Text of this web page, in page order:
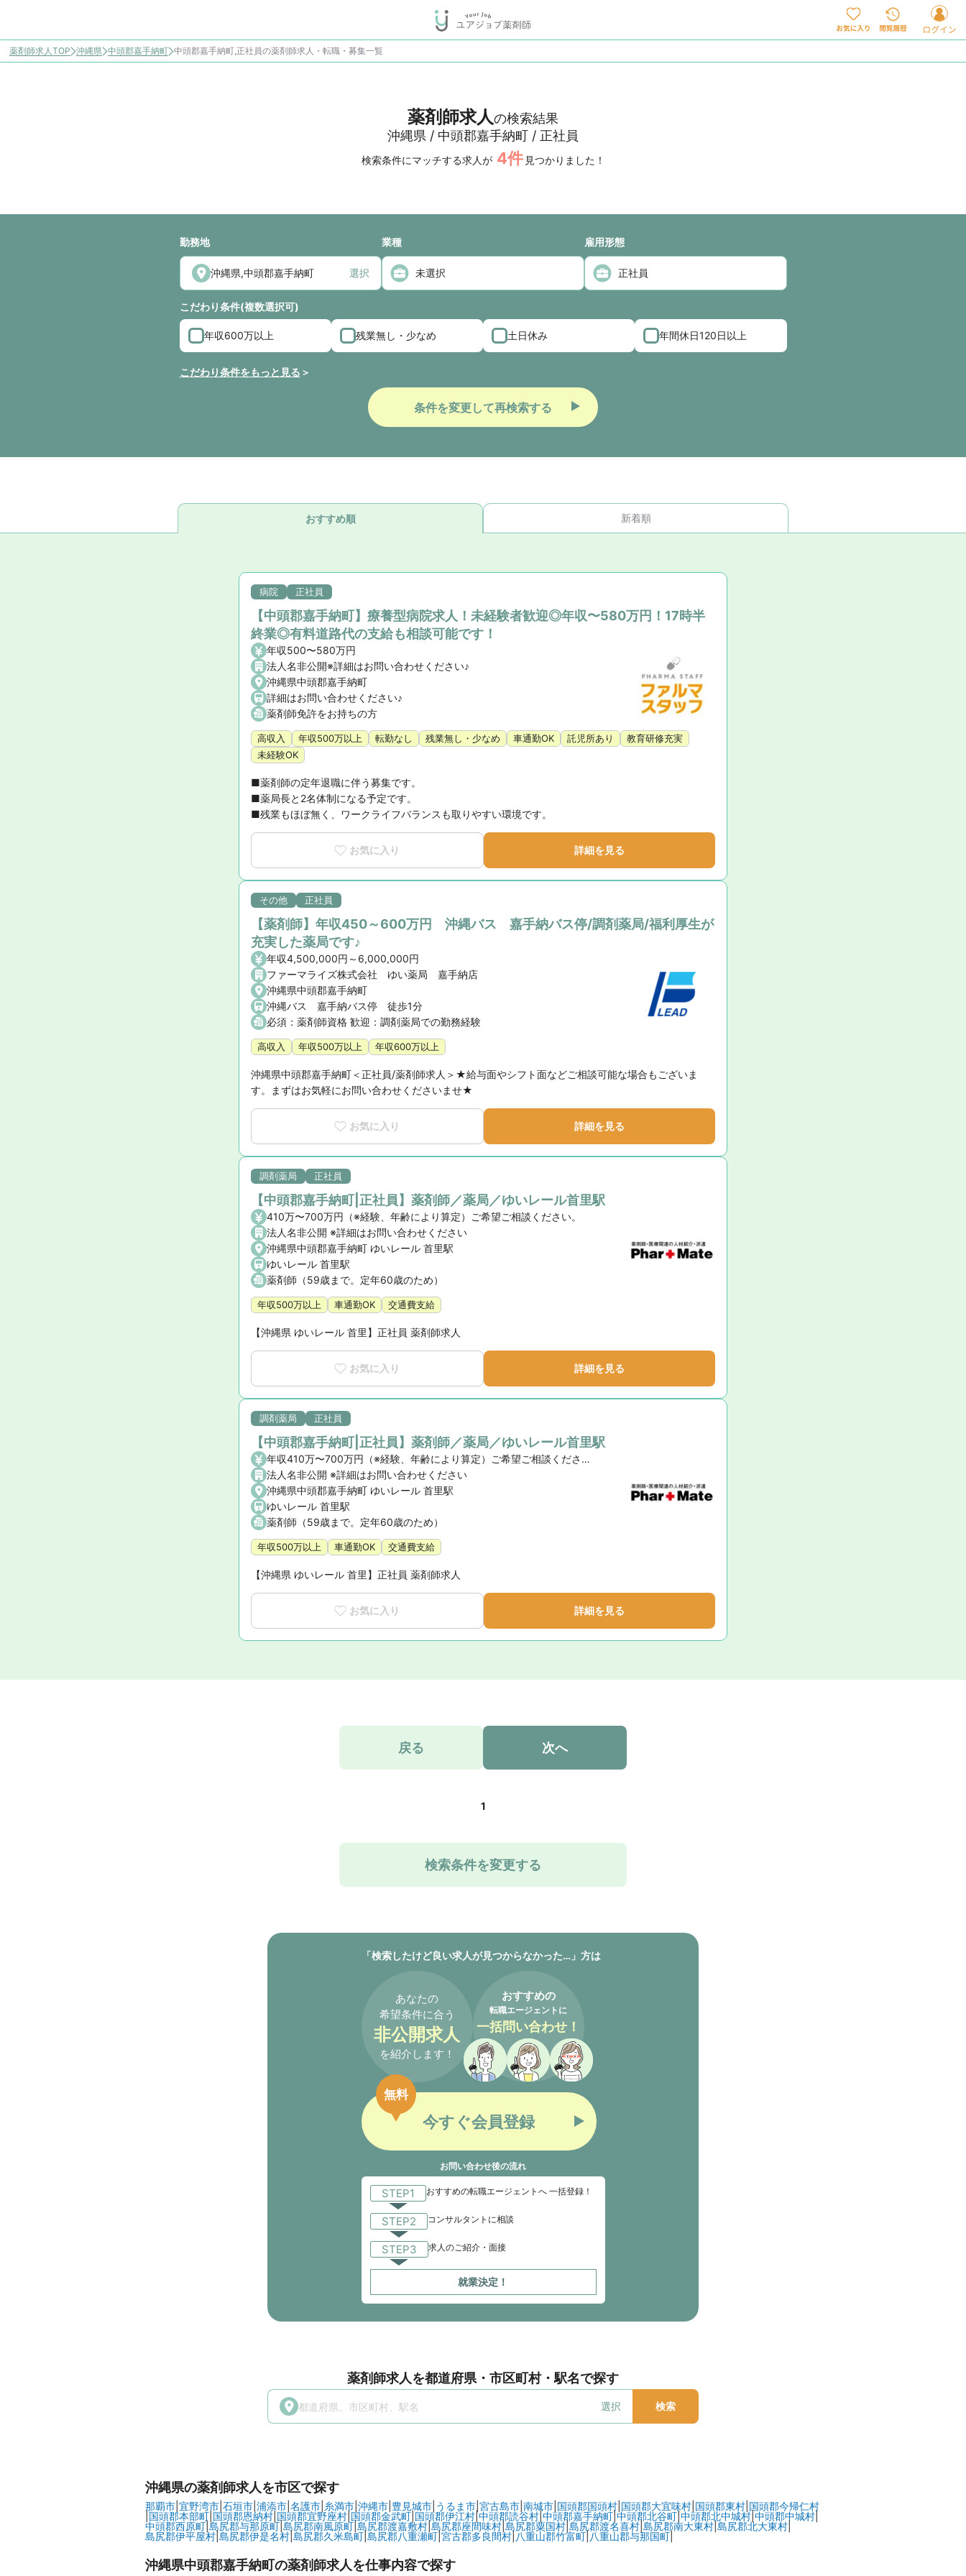
薬剤師求人TOP 沖縄県 中頭郡嘉手納町 中頭郡嘉手納町,正社員の薬剤師求人・転職・募集一覧
薬剤師求人の検索結果
沖縄県 / 中頭郡嘉手納町 / 正社員
検索条件にマッチする求人が 4件 見つかりました！
勤務地
選択
業種 雇用形態
こだわり条件(複数選択可)
年収600万以上 残業無し・少なめ 土日休み 年間休日120日以上
こだわり条件をもっと見る
条件を変更して再検索する
おすすめ順 新着順
病院 正社員
【中頭郡嘉手納町】療養型病院求人！未経験者歓迎◎年収〜580万円！17時半
終業◎有料道路代の支給も相談可能です！
年収500〜580万円
法人名非公開※詳細はお問い合わせください♪
沖縄県中頭郡嘉手納町
詳細はお問い合わせください♪
薬剤師免許をお持ちの方
高収入 年収500万以上 転勤なし 残業無し・少なめ 車通勤OK 託児所あり
教育研修充実
未経験OK
■薬剤師の定年退職に伴う募集です。
■薬局長と2名体制になる予定です。
■残業もほぼ無く、ワークライフバランスも取りやすい環境です。
お気に入り 詳細を見る
その他 正社員
【薬剤師】年収450～600万円 沖縄バス 嘉手納バス停/調剤薬局/福利厚生が
充実した薬局です♪
年収4,500,000円～6,000,000円
ファーマライズ株式会社 ゆい薬局 嘉手納店
沖縄県中頭郡嘉手納町
沖縄バス 嘉手納バス停 徒歩1分
必須：薬剤師資格 歓迎：調剤薬局での勤務経験
高収入 年収500万以上 年収600万以上
沖縄県中頭郡嘉手納町＜正社員/薬剤師求人＞★給与面やシフト面などご相談可能な場合もございま
す。まずはお気軽にお問い合わせくださいませ★
お気に入り 詳細を見る
調剤薬局 正社員
【中頭郡嘉手納町|正社員】薬剤師／薬局／ゆいレール首里駅
410万〜700万円（※経験、年齢により算定）ご希望ご相談ください。
法人名非公開 ※詳細はお問い合わせください
沖縄県中頭郡嘉手納町 ゆいレール 首里駅
ゆいレール 首里駅
薬剤師（59歳まで。定年60歳のため）
年収500万以上 車通勤OK 交通費支給
【沖縄県 ゆいレール 首里】正社員 薬剤師求人
お気に入り 詳細を見る
調剤薬局 正社員
【中頭郡嘉手納町|正社員】薬剤師／薬局／ゆいレール首里駅
年収410万〜700万円（※経験、年齢により算定）ご希望ご相談ください。
法人名非公開 ※詳細はお問い合わせください
沖縄県中頭郡嘉手納町 ゆいレール 首里駅
ゆいレール 首里駅
薬剤師（59歳まで。定年60歳のため）
年収500万以上 車通勤OK 交通費支給
【沖縄県 ゆいレール 首里】正社員 薬剤師求人
お気に入り 詳細を見る
戻る 次へ
1
検索条件を変更する
「検索したけど良い求人が見つからなかった…」方は
あなたの
希望条件に合う
非公開求人
を紹介します！
おすすめの
転職エージェントに
一括問い合わせ！
今すぐ会員登録
無料
お問い合わせ後の流れ
STEP1 おすすめの転職エージェントへ 一括登録！
STEP2 コンサルタントに相談
STEP3 求人のご紹介・面接
就業決定！
薬剤師求人を都道府県・市区町村・駅名で探す
選択 検索
沖縄県の薬剤師求人を市区で探す
那覇市| 宜野湾市| 石垣市| 浦添市| 名護市| 糸満市| 沖縄市| 豊見城市| うるま市| 宮古島市| 南城市| 国頭郡国頭村| 国頭郡大宜味村| 国頭郡東村| 国頭郡今帰仁村
国頭郡本部町| 国頭郡恩納村| 国頭郡宜野座村| 国頭郡金武町| 国頭郡伊江村|中頭郡読谷村| 中頭郡嘉手納町| 中頭郡北谷町| 中頭郡北中城村| 中頭郡中城村|
中頭郡西原町| 島尻郡与那原町| 島尻郡南風原町| 島尻郡渡嘉敷村| 島尻郡座間味村| 島尻郡粟国村| 島尻郡渡名喜村| 島尻郡南大東村| 島尻郡北大東村|
島尻郡伊平屋村| 島尻郡伊是名村| 島尻郡久米島町| 島尻郡八重瀬町| 宮古郡多良間村| 八重山郡竹富町| 八重山郡与那国町|
沖縄県中頭郡嘉手納町の薬剤師求人を仕事内容で探す